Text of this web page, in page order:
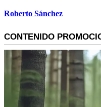
Roberto Sánchez